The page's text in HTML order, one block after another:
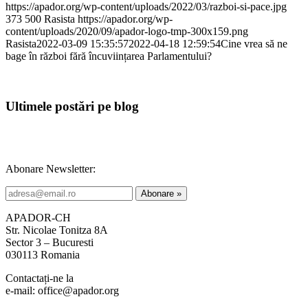
https://apador.org/wp-content/uploads/2022/03/razboi-si-pace.jpg
373 500 Rasista https://apador.org/wp-
content/uploads/2020/09/apador-logo-tmp-300x159.png
Rasista2022-03-09 15:35:572022-04-18 12:59:54Cine vrea să ne
bage în război fără încuviințarea Parlamentului?
Ultimele postări pe blog
Abonare Newsletter:
APADOR-CH
Str. Nicolae Tonitza 8A
Sector 3 – Bucuresti
030113 Romania
Contactați-ne la
e-mail: office@apador.org